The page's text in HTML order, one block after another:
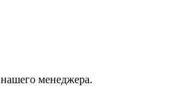
менеджера.